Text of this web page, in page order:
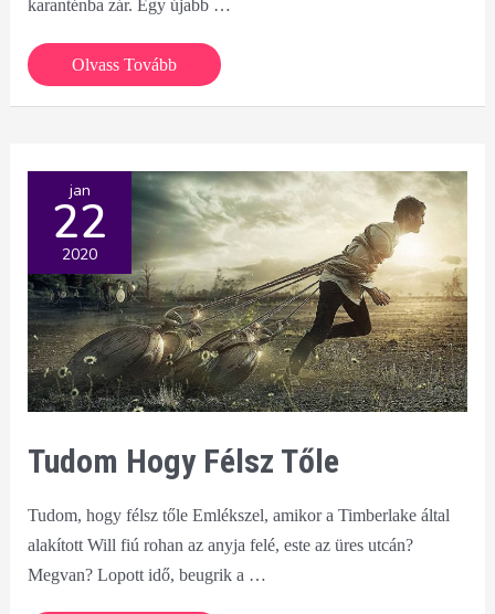
karanténba zár. Egy újabb …
Koronavírus-
felelősségvállalás
vezethet
megoldáshoz
Olvass Tovább
jan
22
2020
Tudom Hogy Félsz Tőle
Tudom, hogy félsz tőle Emlékszel, amikor a Timberlake által
alakított Will fiú rohan az anyja felé, este az üres utcán?
Megvan? Lopott idő, beugrik a …